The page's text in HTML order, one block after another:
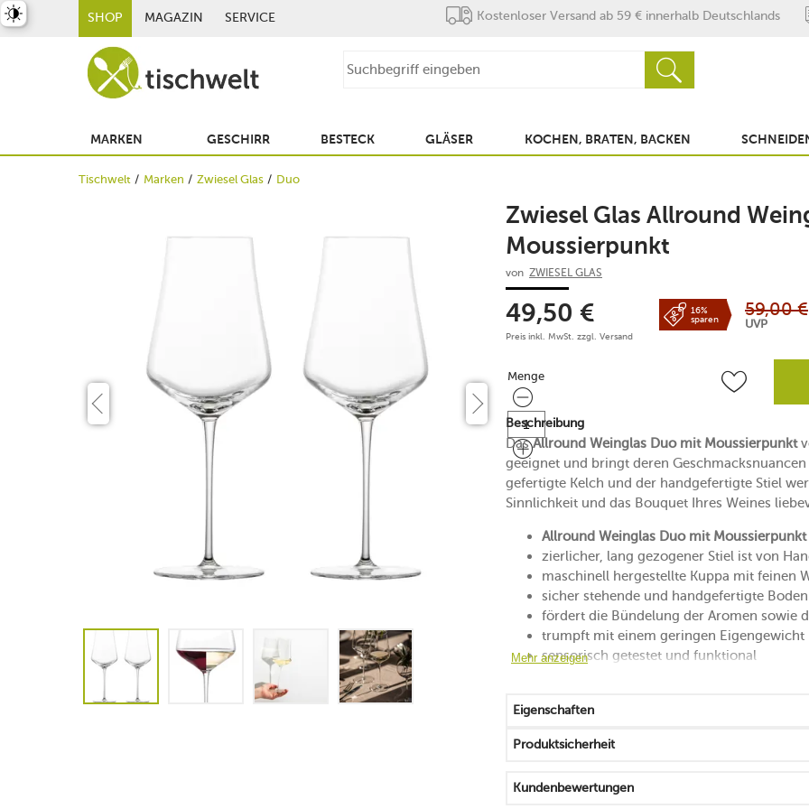
SHOP MAGAZIN SERVICE Kostenloser Versand ab 59 € innerhalb Deutschlands
MARKEN GESCHIRR BESTECK GLÄSER KOCHEN, BRATEN, BACKEN
Tischwelt Marken Zwiesel Glas Duo
Zwiesel Glas Allround
Moussierpunkt
von ZWIESEL GLAS
49,50 €
Preis inkl. MwSt. zzgl. Versand
16%
sparen
59,00 €
UVP
Menge
Menge
Beschreibung
DasAllround Weinglas Duo mit Moussierpunkt
geeignet und bringt deren
gefertigte Kelch und der handgefertigte Stiel
Sinnlichkeit und das Bouquet Ihres Weines
Allround Weinglas Duo mit Moussierpunkt
zierlicher, lang gezogener Stiel ist von
maschinell hergestellte Kuppa mit feinen
sicher stehende und handgefertigte
fördert die Bündelung der Aromen sowie
trumpft mit einem geringen Eigengewicht
sensorisch getestet und funktional
Made in Germany & Hungary
Mehr anzeigen
Eigenschaften
Produktsicherheit
Kundenbewertungen
umschalten